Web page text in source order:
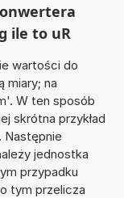
ile to uR
wartości do
miary; na
W ten sposób
skrótna przykład
Następnie
jednostka
przypadku
tym przelicza